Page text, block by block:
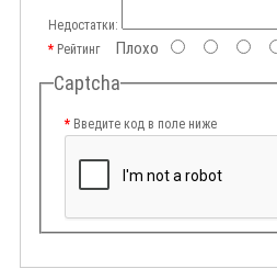
Недостатки:
РейтингПлохо
Captcha
Введите код в поле ниже